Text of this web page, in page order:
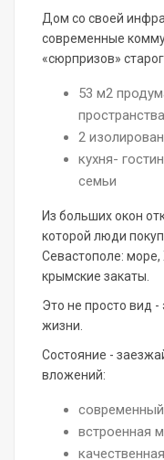
Дом со своей
современные
«сюрпризов»
53 м2
пространства
2
кухня-
семьи
Из больших окон
которой люди
Севастополе:
крымские закаты.
Это не просто вид
жизни.
Состояние -
вложений:
встроенная